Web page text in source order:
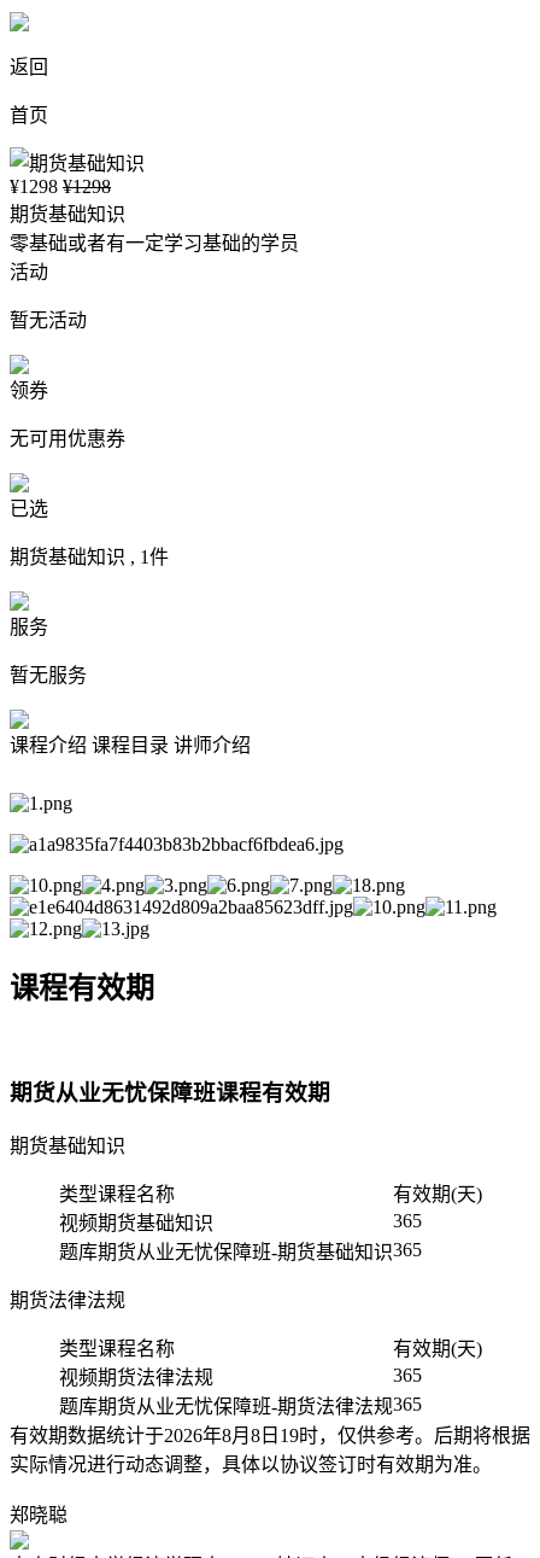
返回
首页
¥1298 ¥1298
期货基础知识
零基础或者有一定学习基础的学员
活动
暂无活动
领券
无可用优惠券
已选
期货基础知识 , 1件
服务
暂无服务
课程介绍 课程目录 讲师介绍
课程有效期
期货从业无忧保障班课程有效期
期货基础知识
类型课程名称
有效期(天)
视频期货基础知识
365
题库期货从业无忧保障班-期货基础知识365
期货法律法规
类型课程名称
有效期(天)
视频期货法律法规
365
题库期货从业无忧保障班-期货法律法规365
有效期数据统计于2026年8月8日19时，仅供参考。后期将根据
实际情况进行动态调整，具体以协议签订时有效期为准。
郑晓聪